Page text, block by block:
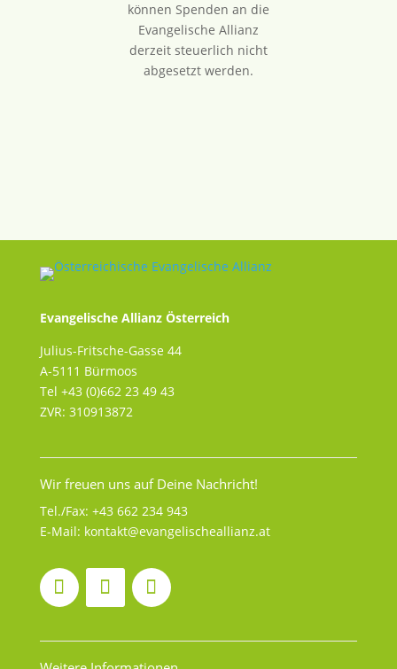
können Spenden an die
Evangelische Allianz
derzeit steuerlich nicht
abgesetzt werden.
Evangelische Allianz Österreich
Julius-Fritsche-Gasse 44
A-5111 Bürmoos
Tel +43 (0)662 23 49 43
ZVR: 310913872
Wir freuen uns auf Deine Nachricht!
Tel./Fax: +43 662 234 943
E-Mail: kontakt@evangelischeallianz.at